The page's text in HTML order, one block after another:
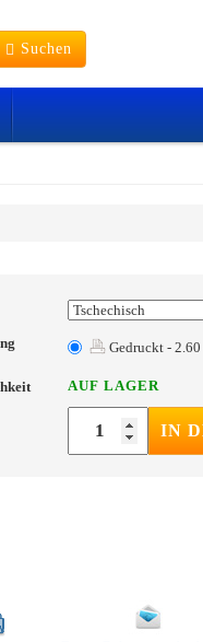
Suchen
Gedruckt -
AUF LAGER
IN